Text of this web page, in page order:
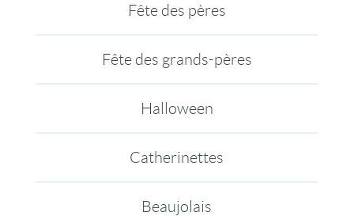
Fête des pères
Fête des grands-pères
Halloween
Catherinettes
Beaujolais